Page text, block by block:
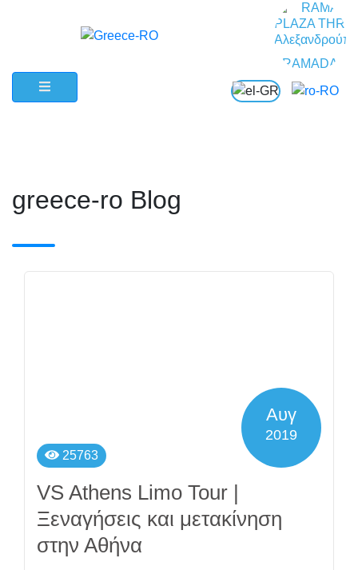
RAMADA
PLAZA
greece-ro Blog
25763
Αυγ
2019
VS Athens Limo Tour |
Ξεναγήσεις και μετακίνηση
στην Αθήνα